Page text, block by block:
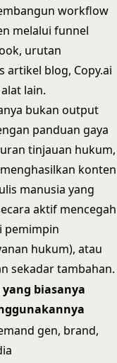
workflow
melalui funnel
urutan
artikel blog, Copy.ai
lain.
bukan output
panduan gaya
tinjauan hukum,
konten
manusia yang
aktif mencegah
pemimpin
hukum), atau
sekadar tambahan.
yang biasanya
gen, brand,